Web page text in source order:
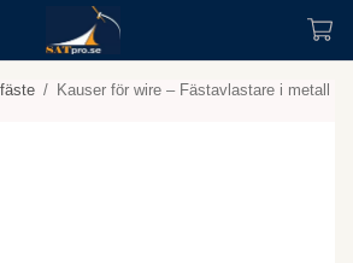
/ Kauser för wire – Fästavlastare i metall